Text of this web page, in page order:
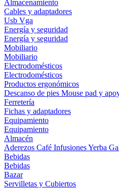
Almacenamiento
Cables y adaptadores
Usb Vga
Energía y seguridad
Energía y seguridad
Mobiliario
Mobiliario
Electrodomésticos
Electrodomésticos
Productos ergonómicos
Descanso de pies Mouse pad y
Ferretería
Fichas y adaptadores
Equipamiento
Equipamiento
Almacén
Aderezos Café InfusionesYerba
Bebidas
Bebidas
Bazar
Servilletas y Cubiertos